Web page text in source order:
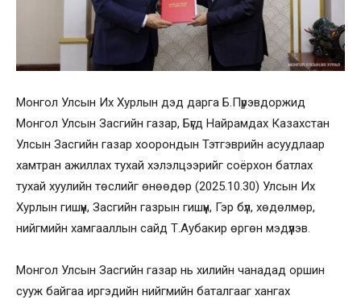
Монгол Улсын Их Хурлын дэд дарга Б.Пүрэвдоржид
Монгол Улсын Засгийн газар, Бүгд Найрамдах Казахстан
Улсын Засгийн газар хоорондын Тэтгэврийн асуудлаар
хамтран ажиллах тухай хэлэлцээрийг соёрхон батлах
тухай хуулийн төслийг өнөөдөр (2025.10.30) Улсын Их
Хурлын гишүүн, Засгийн газрын гишүүн, Гэр бүл, хөдөлмөр,
нийгмийн хамгааллын сайд Т.Аубакир өргөн мэдүүлэв.
Монгол Улсын Засгийн газар нь хилийн чанадад оршин
сууж байгаа иргэдийн нийгмийн баталгааг хангах